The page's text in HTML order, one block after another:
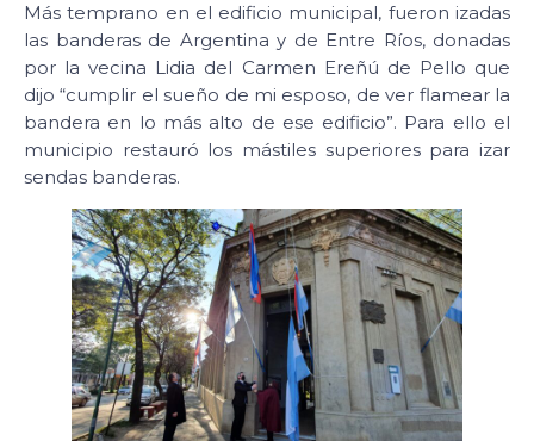
Más temprano en el edificio municipal, fueron izadas
las banderas de Argentina y de Entre Ríos, donadas
por la vecina Lidia del Carmen Ereñú de Pello que
dijo “cumplir el sueño de mi esposo, de ver flamear la
bandera en lo más alto de ese edificio”. Para ello el
municipio restauró los mástiles superiores para izar
sendas banderas.